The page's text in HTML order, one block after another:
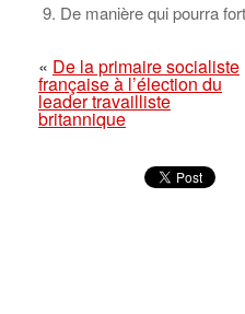
De manière qui pourra
« De la primaire socialiste
française à l’élection du
leader travailliste
britannique